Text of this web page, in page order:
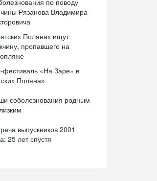
по поводу
Рязанова Владимира
Полянах ищут
пропавшего на
фестиваль «На Заре» в
Полянах
соболезнования родным
выпускников 2001
25 лет спустя